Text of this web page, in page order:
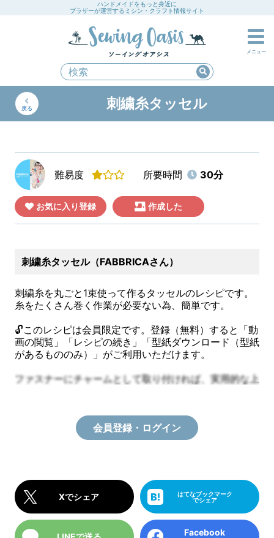
ハンドメイドをもっと身近に
ブラザーが運営するミシン・クラフト情報サイト
メニュー
戻る 刺繍糸タッセル
難易度 所要時間 30分
お気に入り登録 作成した
刺繍糸タッセル（FABBRICAさん）
刺繍糸を丸ごと1束使って作るタッセルのレシピです。
糸をたくさん巻く作業が必要ない為、簡単です。
🔓このレシピは会員限定です。登録（無料）すると「動
画の閲覧」「レシピの続き」「型紙ダウンロード（型紙
があるもののみ）」がご利用いただけます。
ファスナーにチャームとして取り付ければ、実用的な上
会員登録・ログイン
Xでシェア
はてなブックマーク
でシェア
Facebook